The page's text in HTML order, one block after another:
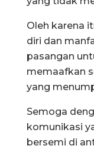
Oleh karena
diri dan
pasangan
memaafkan
yang
Semoga
komunikasi
bersemi di